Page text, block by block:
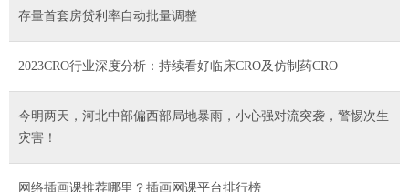
存量首套房贷利率自动批量调整
2023CRO行业深度分析：持续看好临床CRO及仿制药CRO
今明两天，河北中部偏西部局地暴雨，小心强对流突袭，警惕次生
灾害！
网络插画课推荐哪里？插画网课平台排行榜